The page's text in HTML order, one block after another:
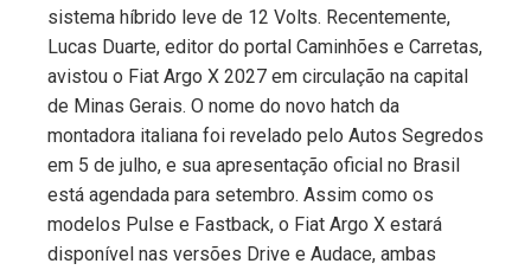
sistema híbrido leve de 12 Volts. Recentemente,
Lucas Duarte, editor do portal Caminhões e Carretas,
avistou o Fiat Argo X 2027 em circulação na capital
de Minas Gerais. O nome do novo hatch da
montadora italiana foi revelado pelo Autos Segredos
em 5 de julho, e sua apresentação oficial no Brasil
está agendada para setembro. Assim como os
modelos Pulse e Fastback, o Fiat Argo X estará
disponível nas versões Drive e Audace, ambas